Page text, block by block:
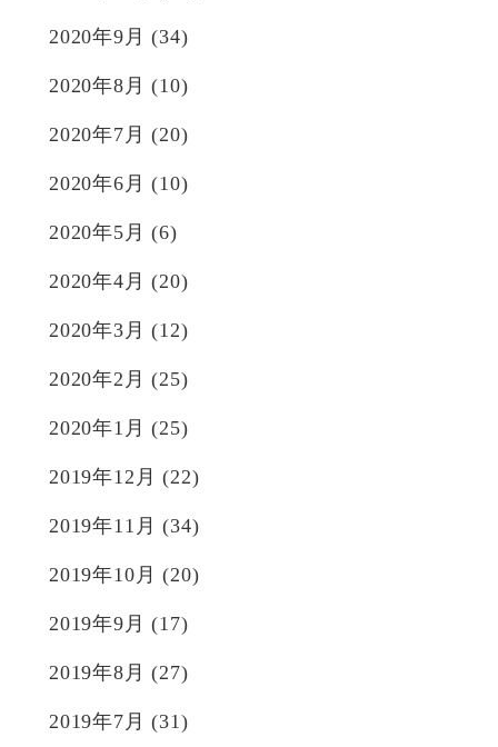
2020年9月 (34)
2020年8月 (10)
2020年7月 (20)
2020年6月 (10)
2020年5月 (6)
2020年4月 (20)
2020年3月 (12)
2020年2月 (25)
2020年1月 (25)
2019年12月 (22)
2019年11月 (34)
2019年10月 (20)
2019年9月 (17)
2019年8月 (27)
2019年7月 (31)